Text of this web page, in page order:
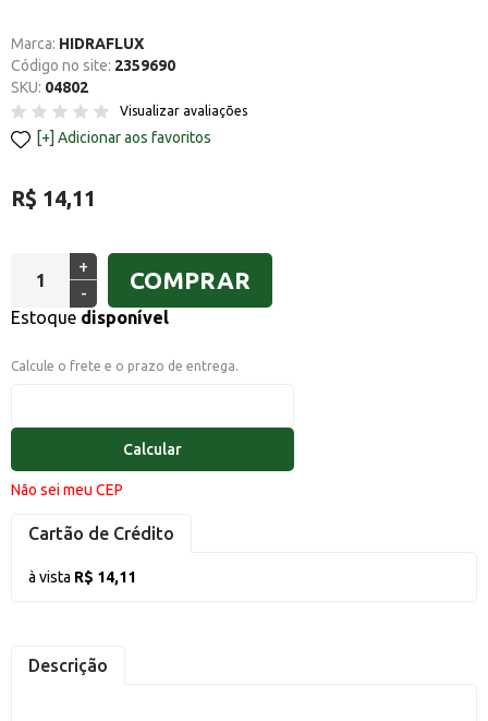
Marca: HIDRAFLUX
Código no site: 2359690
SKU: 04802
Visualizar avaliações
Adicionar aos favoritos
R$ 14,11
+
-
COMPRAR
Estoque disponível
Calcule o frete e o prazo de entrega.
Calcular
Não sei meu CEP
Cartão de Crédito
à vista R$ 14,11
Descrição